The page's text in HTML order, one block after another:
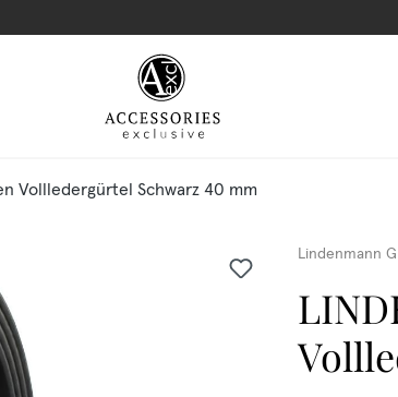
Vollledergürtel Schwarz 40 mm
Lindenmann